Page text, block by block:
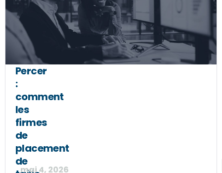
Percer
:
comment
les
firmes
de
placement
de
mai 4, 2026